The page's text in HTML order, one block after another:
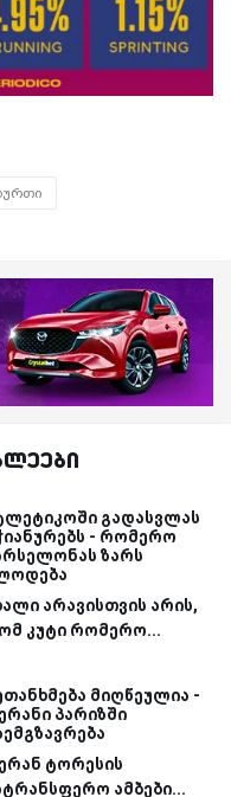
გადასვლას
- რომერო
ზარს
არავისთვის არის,
კუტი რომერო...
მიღწეულია -
პარიზში
ტორესის
ამბები...